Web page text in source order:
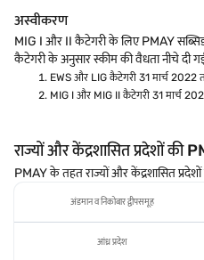
अस्वीकरण
MIG I और II कैटेगरी के लिए PMAY सब्सिडी
कैटेगरी के अनुसार स्कीम की वैधता नीचे दी
EWS और LIG कैटेगरी 31 मार्च 2022
MIG I और MIG II कैटेगरी 31 मार्च
राज्यों और केंद्रशासित प्रदेशों की
PMAY के तहत राज्यों और केंद्रशासित
अंडमान व निकोबार द्वीपसमूह
आंध्र प्रदेश